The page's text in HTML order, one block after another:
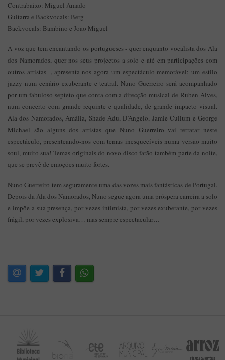
Contrabaixo: Miguel Amado
Guitarra e Backvocals: Berg
Backvocals: Bambino e João Miguel
A voz que tem encantando os portugueses - quer enquanto vocalista dos Ala
dos Namorados, quer nos seus projectos a solo e até em participações com
outros artistas -, apresenta-nos agora um espectáculo memorável: um estilo
jazzy num cenário exuberante e teatral. Nuno Guerreiro será acompanhado
por um fabuloso septeto que conta com a direcção musical de Ruben Alves,
num concerto com grande requinte e qualidade, de grande impacto visual.
Ala dos Namorados, Amália, Shade Adu, D’Angelo, Jamie Cullum e George
Michael são alguns dos artistas que Nuno Guerreiro vai retratar neste
espectáculo, presenteando-nos com temas inesquecíveis numa versão muito
soul, muito sua! Temas originais do novo disco farão também parte da noite,
que se prevê de emoções muito fortes.
Nuno Guerreiro tem seguramente uma das vozes mais fantásticas de Portugal.
Depois da Ala dos Namorados, Nuno segue agora uma próspera carreira a solo
e impõe a sua presença, por vezes intimista, por vezes exuberante, por vezes
frágil, por vezes explosiva… mas sempre espectacular…